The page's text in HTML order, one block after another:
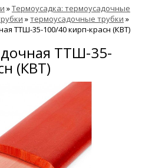
»Термоусадка: термоусадочные
»термоусадочные трубки »
ТТШ-35-100/40 кирп-красн (КВТ)
ТТШ-35-
(КВТ)